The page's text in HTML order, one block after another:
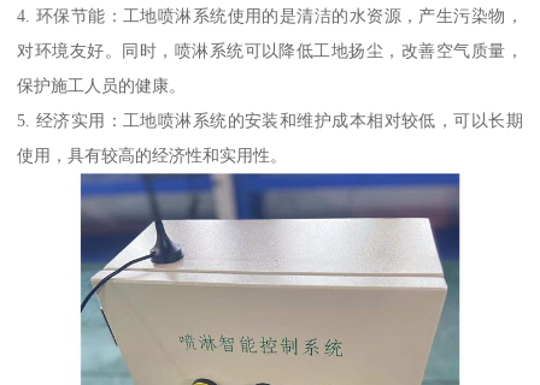
4. 环保节能：工地喷淋系统使用的是清洁的水资源，产生污染物，
对环境友好。同时，喷淋系统可以降低工地扬尘，改善空气质量，
保护施工人员的健康。
5. 经济实用：工地喷淋系统的安装和维护成本相对较低，可以长期
使用，具有较高的经济性和实用性。